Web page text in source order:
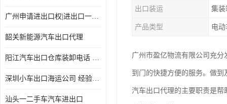
广州申请进出口权|进出口一站式
韶关新能源汽车出口代理
阳江汽车出口仓库装卸电话 经验丰富
深圳小车出口海运公司 经验丰富
汕头一二手车汽车进出口
出口装运 集装
产品类型 电
广州市盈亿物流有限公司充
到门的快捷方便的服务。做
汽车出口代理的主要职责是